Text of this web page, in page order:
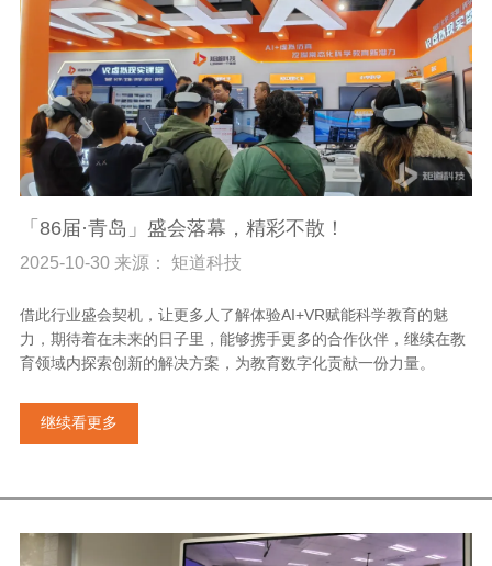
「86届·青岛」盛会落幕，精彩不散！
2025-10-30 来源： 矩道科技
借此行业盛会契机，让更多人了解体验AI+VR赋能科学教育的魅
力，期待着在未来的日子里，能够携手更多的合作伙伴，继续在教
育领域内探索创新的解决方案，为教育数字化贡献一份力量。
继续看更多